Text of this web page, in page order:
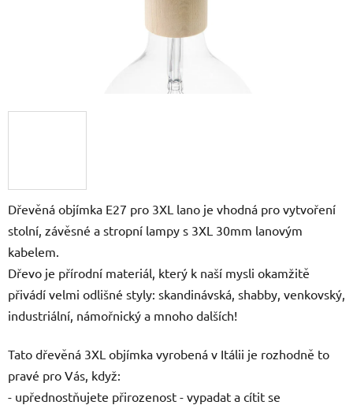
Dřevěná objímka E27 pro 3XL lano je vhodná pro vytvoření
stolní, závěsné a stropní lampy s 3XL 30mm lanovým
kabelem.
Dřevo je přírodní materiál, který k naší mysli okamžitě
přivádí velmi odlišné styly: skandinávská, shabby, venkovský,
industriální, námořnický a mnoho dalších!
Tato dřevěná 3XL objímka vyrobená v Itálii je rozhodně to
pravé pro Vás, když:
- upřednostňujete přirozenost - vypadat a cítit se